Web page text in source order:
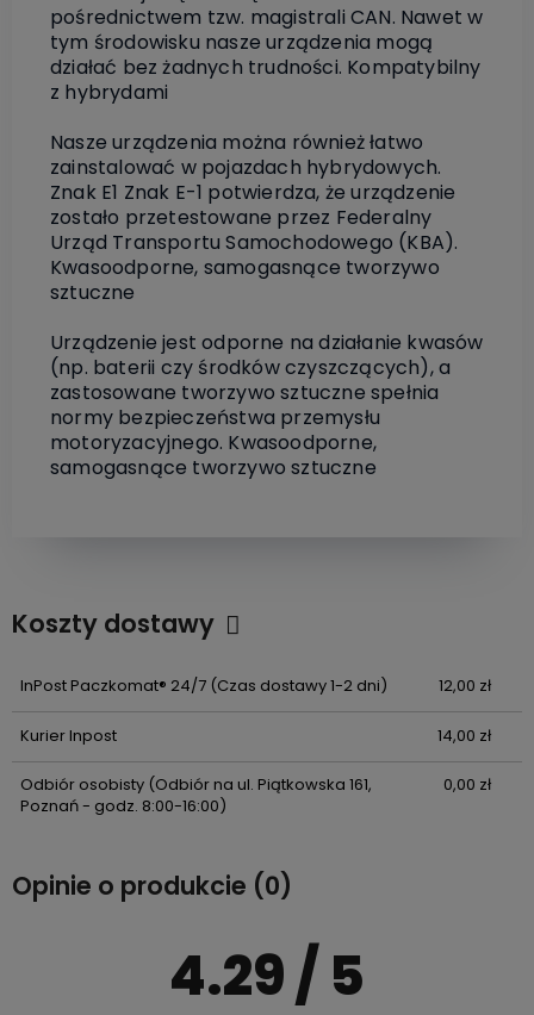
pośrednictwem tzw. magistrali CAN. Nawet w
tym środowisku nasze urządzenia mogą
działać bez żadnych trudności. Kompatybilny
z hybrydami
Nasze urządzenia można również łatwo
zainstalować w pojazdach hybrydowych.
Znak E1 Znak E-1 potwierdza, że urządzenie
zostało przetestowane przez Federalny
Urząd Transportu Samochodowego (KBA).
Kwasoodporne, samogasnące tworzywo
sztuczne
Urządzenie jest odporne na działanie kwasów
(np. baterii czy środków czyszczących), a
zastosowane tworzywo sztuczne spełnia
normy bezpieczeństwa przemysłu
motoryzacyjnego. Kwasoodporne,
samogasnące tworzywo sztuczne
Koszty dostawy
Cena nie zawiera ewentualnych kosztów płatności
InPost Paczkomat® 24/7(Czas dostawy 1-2 dni) 12,00 zł
Kurier Inpost 14,00 zł
Odbiór osobisty(Odbiór na ul. Piątkowska 161,
Poznań - godz. 8:00-16:00)
0,00 zł
Opinie o produkcie (0)
4.29/ 5